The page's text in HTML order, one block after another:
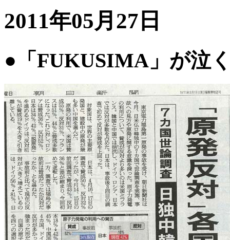
2011年05月27日
●「FUKUSIMA」が泣